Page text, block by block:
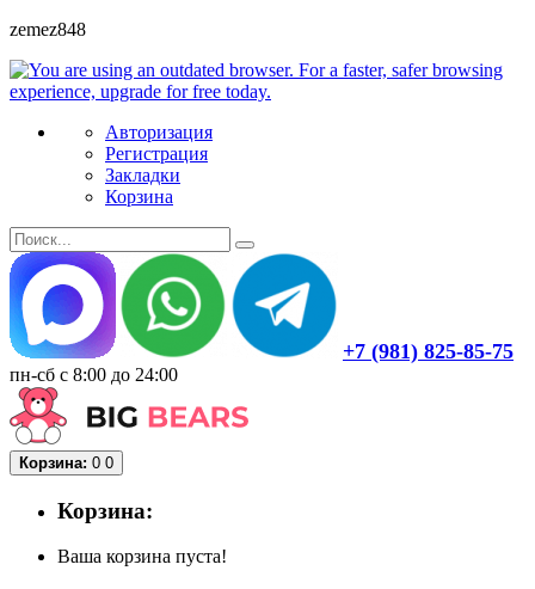
zemez848
Авторизация
Регистрация
Закладки
Корзина
+7 (981) 825-85-75
пн-сб с 8:00 до 24:00
Корзина: 0 0
Корзина:
Ваша корзина пуста!